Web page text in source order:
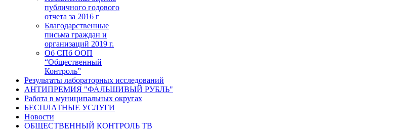
публичного годового
отчета за 2016 г
Благодарственные
письма граждан и
организаций 2019 г.
Об СПб ООП
“Общественный
Контроль”
Результаты лабораторных исследований
АНТИПРЕМИЯ "ФАЛЬШИВЫЙ РУБЛЬ"
Работа в муниципальных округах
БЕСПЛАТНЫЕ УСЛУГИ
Новости
ОБЩЕСТВЕННЫЙ КОНТРОЛЬ ТВ